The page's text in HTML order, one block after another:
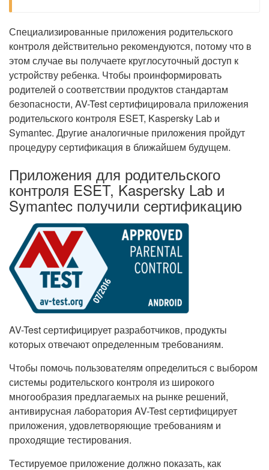
Специализированные приложения родительского
контроля действительно рекомендуются, потому что в
этом случае вы получаете круглосуточный доступ к
устройству ребенка. Чтобы проинформировать
родителей о соответствии продуктов стандартам
безопасности, AV-Test сертифицировала приложения
родительского контроля ESET, Kaspersky Lab и
Symantec. Другие аналогичные приложения пройдут
процедуру сертификация в ближайшем будущем.
Приложения для родительского
контроля ESET, Kaspersky Lab и
Symantec получили сертификацию
AV-Test сертифицирует разработчиков, продукты
которых отвечают определенным требованиям.
Чтобы помочь пользователям определиться с выбором
системы родительского контроля из широкого
многообразия предлагаемых на рынке решений,
антивирусная лаборатория AV-Test сертифицирует
приложения, удовлетворяющие требованиям и
проходящие тестирования.
Тестируемое приложение должно показать, как